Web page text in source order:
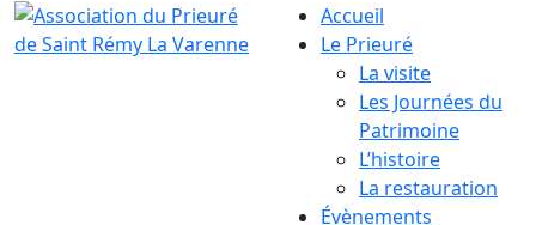
Accueil
Le Prieuré
La visite
Les Journées du
Patrimoine
L’histoire
La restauration
Évènements